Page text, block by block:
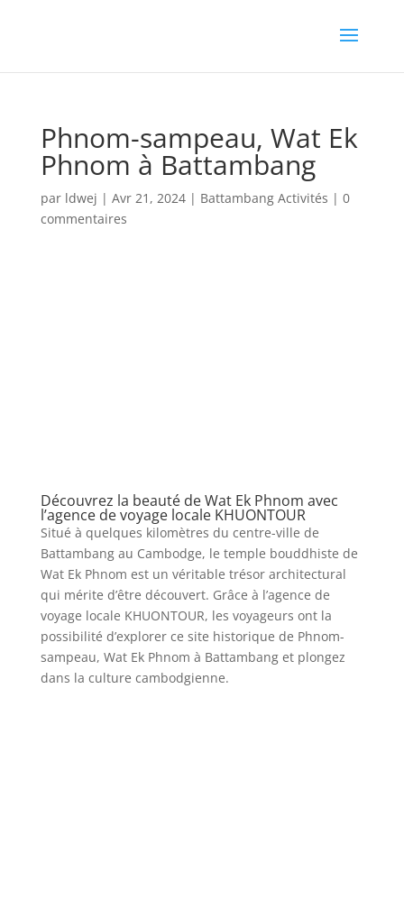
Phnom-sampeau, Wat Ek
Phnom à Battambang
par ldwej | Avr 21, 2024| Battambang Activités | 0
commentaires
Découvrez la beauté de Wat Ek Phnom avec
l’agence de voyage locale KHUONTOUR
Situé à quelques kilomètres du centre-ville de
Battambang au Cambodge, le temple bouddhiste de
Wat Ek Phnom est un véritable trésor architectural
qui mérite d’être découvert. Grâce à l’agence de
voyage locale KHUONTOUR, les voyageurs ont la
possibilité d’explorer ce site historique de Phnom-
sampeau, Wat Ek Phnom à Battambang et plongez
dans la culture cambodgienne.